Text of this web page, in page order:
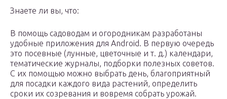
Знаете ли вы, что:
В помощь садоводам и огородникам разработаны
удобные приложения для Android. В первую очередь
это посевные (лунные, цветочные и т. д.) календари,
тематические журналы, подборки полезных советов.
С их помощью можно выбрать день, благоприятный
для посадки каждого вида растений, определить
сроки их созревания и вовремя собрать урожай.